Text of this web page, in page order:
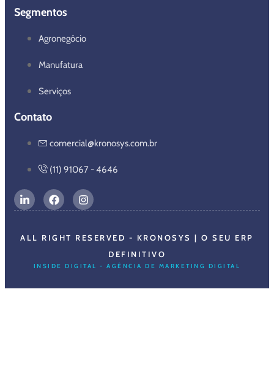
Segmentos
Agronegócio
Manufatura
Serviços
Contato
comercial@kronosys.com.br
(11) 91067 - 4646
ALL RIGHT RESERVED - KRONOSYS | O SEU ERP
DEFINITIVO
INSIDE DIGITAL - AGÊNCIA DE MARKETING DIGITAL